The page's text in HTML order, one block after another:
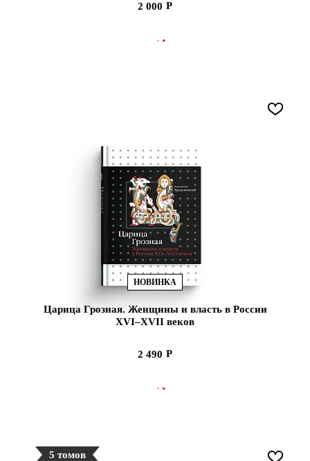
2 000
В КОРЗИНУ
НОВИНКА
Царица Грозная. Женщины и власть в России
XVI–XVII веков
2 490
В КОРЗИНУ
5 томов